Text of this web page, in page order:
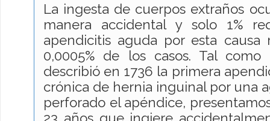
La ingesta de cuerpos extraños
manera accidental y solo 1%
apendicitis aguda por esta causa
0,0005% de los casos. Tal como
describió en 1736 la primera
crónica de hernia inguinal por una
perforado el apéndice,
23 años que ingiere